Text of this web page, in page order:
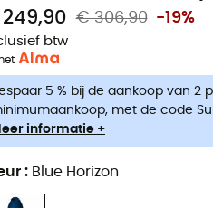
€ 306,90 -19%
btw
5 % bij de aankoop van 2
met de code
informatie +
: Blue Horizon